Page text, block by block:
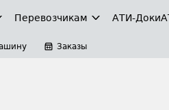
Перевозчикам АТИ-Доки
Заказы